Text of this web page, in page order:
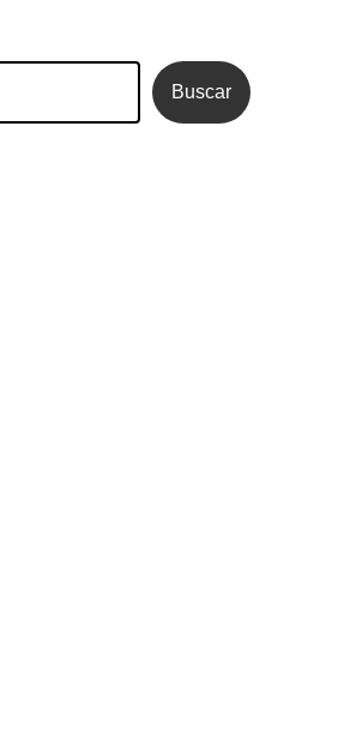
Buscar